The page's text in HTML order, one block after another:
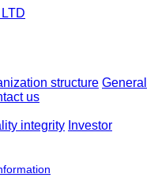
structure General
us
integrity Investor